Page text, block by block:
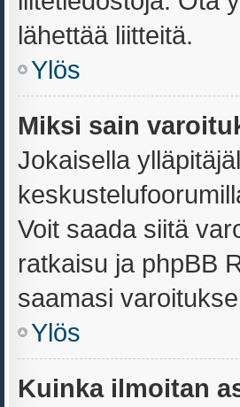
lähettää liitteitä.
Ylös
Miksi sain
Jokaisella
Voit saada siitä
ratkaisu ja phpBB
saamasi
Ylös
Kuinka ilmoitan